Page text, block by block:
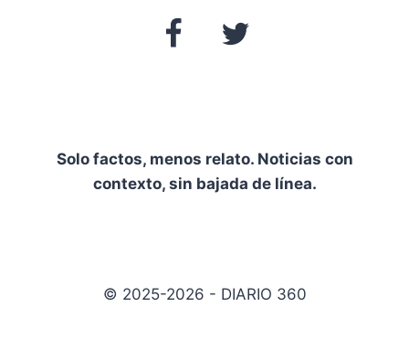
Solo factos, menos relato. Noticias con
contexto, sin bajada de línea.
© 2025-2026 - DIARIO 360